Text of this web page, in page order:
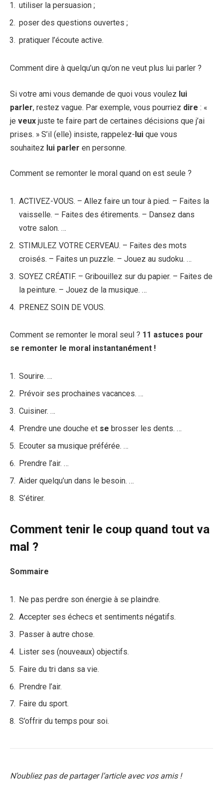
utiliser la persuasion ;
poser des questions ouvertes ;
pratiquer l’écoute active.
Comment dire à quelqu’un qu’on ne veut plus lui parler ?
Si votre ami vous demande de quoi vous voulez lui
parler, restez vague. Par exemple, vous pourriez dire : «
je veux juste te faire part de certaines décisions que j’ai
prises. » S’il (elle) insiste, rappelez-lui que vous
souhaitez lui parler en personne.
Comment se remonter le moral quand on est seule ?
ACTIVEZ-VOUS. – Allez faire un tour à pied. – Faites la
vaisselle. – Faites des étirements. – Dansez dans
votre salon. …
STIMULEZ VOTRE CERVEAU. – Faites des mots
croisés. – Faites un puzzle. – Jouez au sudoku. …
SOYEZ CRÉATIF. – Gribouillez sur du papier. – Faites de
la peinture. – Jouez de la musique. …
PRENEZ SOIN DE VOUS.
Comment se remonter le moral seul ? 11 astuces pour
se remonter le moral instantanément !
Sourire. …
Prévoir ses prochaines vacances. …
Cuisiner. …
Prendre une douche et se brosser les dents. …
Ecouter sa musique préférée. …
Prendre l’air. …
Aider quelqu’un dans le besoin. …
S’étirer.
Comment tenir le coup quand tout va
mal ?
Sommaire
Ne pas perdre son énergie à se plaindre.
Accepter ses échecs et sentiments négatifs.
Passer à autre chose.
Lister ses (nouveaux) objectifs.
Faire du tri dans sa vie.
Prendre l’air.
Faire du sport.
S’offrir du temps pour soi.
N’oubliez pas de partager l’article avec vos amis !